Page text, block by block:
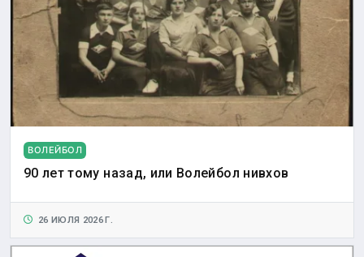
ВОЛЕЙБОЛ
90 лет тому назад, или Волейбол нивхов
26 ИЮЛЯ 2026 Г.